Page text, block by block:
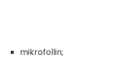
mikrofollin;